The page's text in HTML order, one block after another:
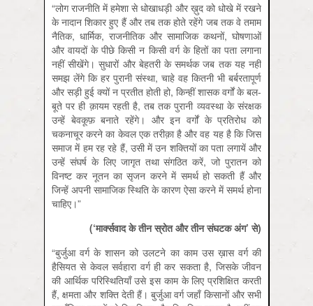
“लोग राजनीति में हमेशा से धोखाधड़ी और ख़ुद को धोखे में रखने
के नादान शिकार हुए हैं और तब तक होते रहेंगे जब तक वे तमाम
नैतिक, धार्मिक, राजनीतिक और सामाजिक कथनों, घोषणाओं
और वायदों के पीछे किसी न किसी वर्ग के हितों का पता लगाना
नहीं सीखेंगे। सुधारों और बेहतरी के समर्थक जब तक यह नहीं
समझ लेंगे कि हर पुरानी संस्‍था, चाहे वह कितनी भी बर्बरतापूर्ण
और सड़ी हुई क्‍यों न प्रतीत होती हो, किन्‍हीं शासक वर्गों के बल-
बूते पर ही क़ायम रहती है, तब तक पुरानी व्‍यवस्‍था के संरक्षक
उन्‍हें बेवकूफ़ बनाते रहेंगे। और इन वर्गों के प्रतिरोध को
चकनाचूर करने का केवल एक तरीक़ा है और वह यह है कि जिस
समाज में हम रह रहे हैं, उसी में उन शक्तियों का पता लगायें और
उन्‍हें संघर्ष के लिए जागृत तथा संगठित करें, जो पुरातन को
विनष्‍ट कर नूतन का सृजन करने में समर्थ हो सकती हैं और
जिन्‍हें अपनी सामाजिक स्थिति के कारण ऐसा करने में समर्थ होना
चाहिए।”
(‘मार्क्सवादकेतीनस्रोतऔरतीनसंघटकअंग’से)
“बुर्जुआ वर्ग के शासन को उलटने का काम उस ख़ास वर्ग की
हैसियत से केवल सर्वहारा वर्ग ही कर सकता है, जिसके जीवन
की आर्थिक परिस्थितियाँ उसे इस काम के लिए प्रशिक्षित करती
हैं, क्षमता और शक्ति देती हैं। बुर्जुआ वर्ग जहाँ किसानों और सभी